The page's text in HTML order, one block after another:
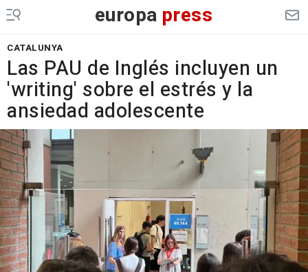
europa press
CATALUNYA
Las PAU de Inglés incluyen un
'writing' sobre el estrés y la
ansiedad adolescente